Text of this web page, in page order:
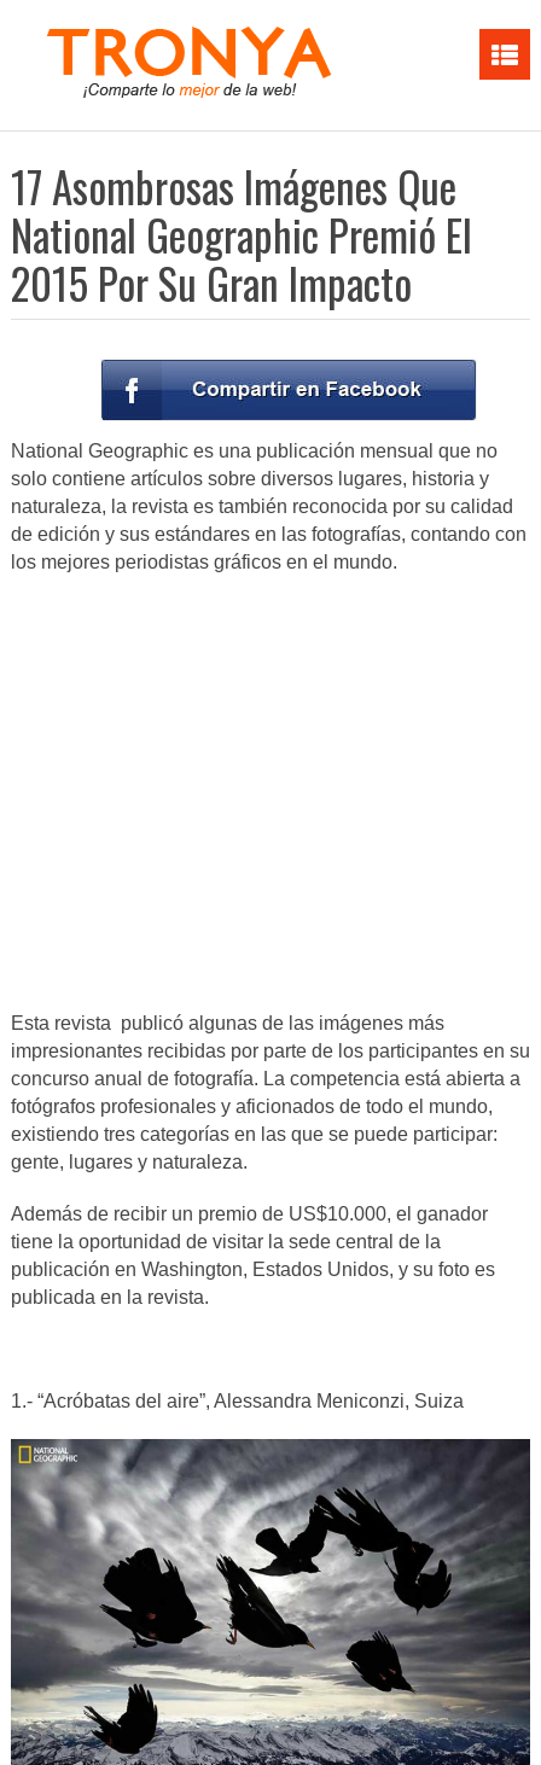
17 Asombrosas Imágenes Que
National Geographic Premió El
2015 Por Su Gran Impacto
National Geographic es una publicación mensual que no
solo contiene artículos sobre diversos lugares, historia y
naturaleza, la revista es también reconocida por su calidad
de edición y sus estándares en las fotografías, contando con
los mejores periodistas gráficos en el mundo.
Esta revista publicó algunas de las imágenes más
impresionantes recibidas por parte de los participantes en su
concurso anual de fotografía. La competencia está abierta a
fotógrafos profesionales y aficionados de todo el mundo,
existiendo tres categorías en las que se puede participar:
gente, lugares y naturaleza.
Además de recibir un premio de US$10.000, el ganador
tiene la oportunidad de visitar la sede central de la
publicación en Washington, Estados Unidos, y su foto es
publicada en la revista.
1.- “Acróbatas del aire”, Alessandra Meniconzi, Suiza